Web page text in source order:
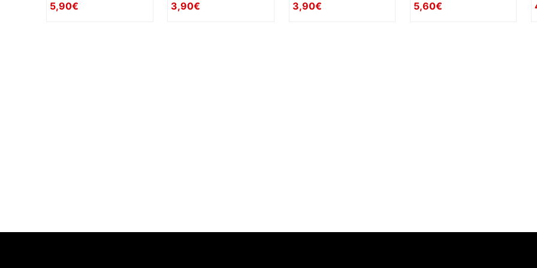
5,90€ 3,90€ 3,90€ 5,60€